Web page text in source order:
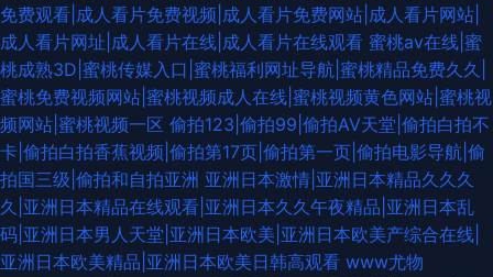
免费观看|成人看片免费视频|成人看片免费网站|成人看片网站|
成人看片网址|成人看片在线|成人看片在线观看 蜜桃av在线|蜜
桃成熟3D|蜜桃传媒入口|蜜桃福利网址导航|蜜桃精品免费久久|
蜜桃免费视频网站|蜜桃视频成人在线|蜜桃视频黄色网站|蜜桃视
频网站|蜜桃视频一区 偷拍123|偷拍99|偷拍AV天堂|偷拍白拍不
卡|偷拍白拍香蕉视频|偷拍第17页|偷拍第一页|偷拍电影导航|偷
拍国三级|偷拍和自拍亚洲 亚洲日本激情|亚洲日本精品久久久
久|亚洲日本精品在线观看|亚洲日本久久午夜精品|亚洲日本乱
码|亚洲日本男人天堂|亚洲日本欧美|亚洲日本欧美产综合在线|
亚洲日本欧美精品|亚洲日本欧美日韩高观看 www尤物